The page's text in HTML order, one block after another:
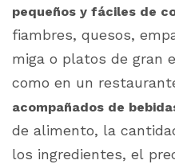
pequeños y fáciles de
fiambres, quesos,
miga o platos de gran
como en un
acompañados de
de alimento, la
los ingredientes, el